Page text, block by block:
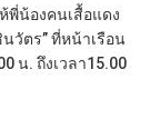
น้องคนเสื้อแดง
วัตร” ที่หน้าเรือน
น. ถึงเวลา15.00